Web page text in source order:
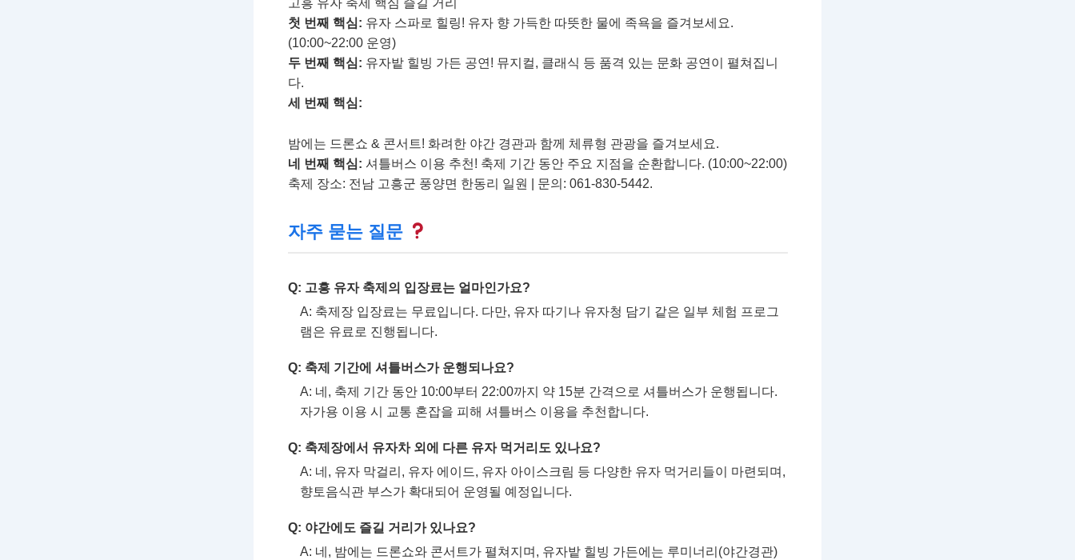
고흥 유자 축제 핵심 즐길 거리
첫 번째 핵심: 유자 스파로 힐링! 유자 향 가득한 따뜻한 물에 족욕을 즐겨보세요.
(10:00~22:00 운영)
두 번째 핵심: 유자밭 힐빙 가든 공연! 뮤지컬, 클래식 등 품격 있는 문화 공연이 펼쳐집니
다.
세 번째 핵심:
밤에는 드론쇼 & 콘서트! 화려한 야간 경관과 함께 체류형 관광을 즐겨보세요.
네 번째 핵심: 셔틀버스 이용 추천! 축제 기간 동안 주요 지점을 순환합니다. (10:00~22:00)
축제 장소: 전남 고흥군 풍양면 한동리 일원 | 문의: 061-830-5442.
자주 묻는 질문
Q: 고흥 유자 축제의 입장료는 얼마인가요?
A: 축제장 입장료는 무료입니다. 다만, 유자 따기나 유자청 담기 같은 일부 체험 프로그
램은 유료로 진행됩니다.
Q: 축제 기간에 셔틀버스가 운행되나요?
A: 네, 축제 기간 동안 10:00부터 22:00까지 약 15분 간격으로 셔틀버스가 운행됩니다.
자가용 이용 시 교통 혼잡을 피해 셔틀버스 이용을 추천합니다.
Q: 축제장에서 유자차 외에 다른 유자 먹거리도 있나요?
A: 네, 유자 막걸리, 유자 에이드, 유자 아이스크림 등 다양한 유자 먹거리들이 마련되며,
향토음식관 부스가 확대되어 운영될 예정입니다.
Q: 야간에도 즐길 거리가 있나요?
A: 네, 밤에는 드론쇼와 콘서트가 펼쳐지며, 유자밭 힐빙 가든에는 루미너리(야간경관)